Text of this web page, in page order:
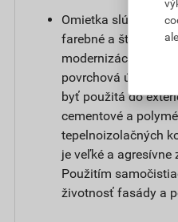
Omietka slúži na
farebné a
modernizáciách a
povrchová úprava
byť použitá do
cementové a
tepelnoizolačných
je veľké a
Použitím
životnosť fasády a